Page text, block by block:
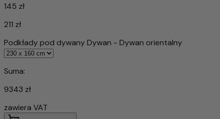
145 zł
211 zł
Podkłady pod dywany Dywan - Dywan orientalny
Suma:
9343 zł
zawiera VAT